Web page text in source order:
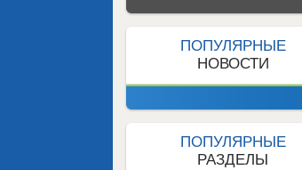
ПОПУЛЯРНЫЕ
НОВОСТИ
ПОПУЛЯРНЫЕ
РАЗДЕЛЫ